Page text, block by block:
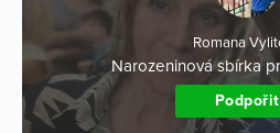
Romana
Narozeninová sbírka
Podpořit